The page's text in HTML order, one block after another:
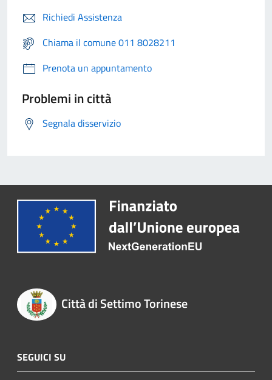
Richiedi Assistenza
Chiama il comune 011 8028211
Prenota un appuntamento
Problemi in città
Segnala disservizio
Città di Settimo Torinese
SEGUICI SU